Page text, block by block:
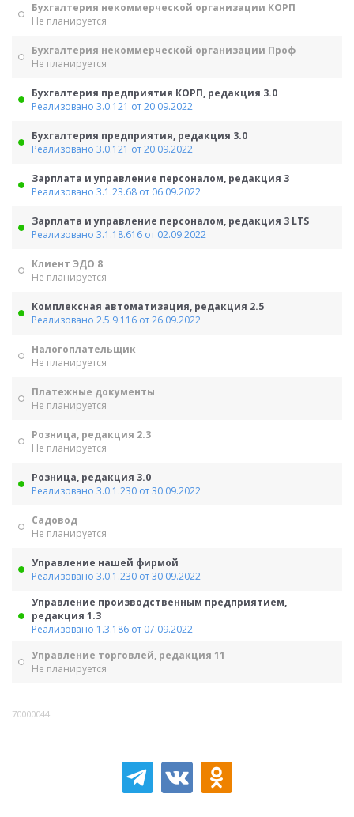
Бухгалтерия некоммерческой организации КОРП
Не планируется
Бухгалтерия некоммерческой организации Проф
Не планируется
Бухгалтерия предприятия КОРП, редакция 3.0
Реализовано 3.0.121 от 20.09.2022
Бухгалтерия предприятия, редакция 3.0
Реализовано 3.0.121 от 20.09.2022
Зарплата и управление персоналом, редакция 3
Реализовано 3.1.23.68 от 06.09.2022
Зарплата и управление персоналом, редакция 3 LTS
Реализовано 3.1.18.616 от 02.09.2022
Клиент ЭДО 8
Не планируется
Комплексная автоматизация, редакция 2.5
Реализовано 2.5.9.116 от 26.09.2022
Налогоплательщик
Не планируется
Платежные документы
Не планируется
Розница, редакция 2.3
Не планируется
Розница, редакция 3.0
Реализовано 3.0.1.230 от 30.09.2022
Садовод
Не планируется
Управление нашей фирмой
Реализовано 3.0.1.230 от 30.09.2022
Управление производственным предприятием,
редакция 1.3
Реализовано 1.3.186 от 07.09.2022
Управление торговлей, редакция 11
Не планируется
70000044